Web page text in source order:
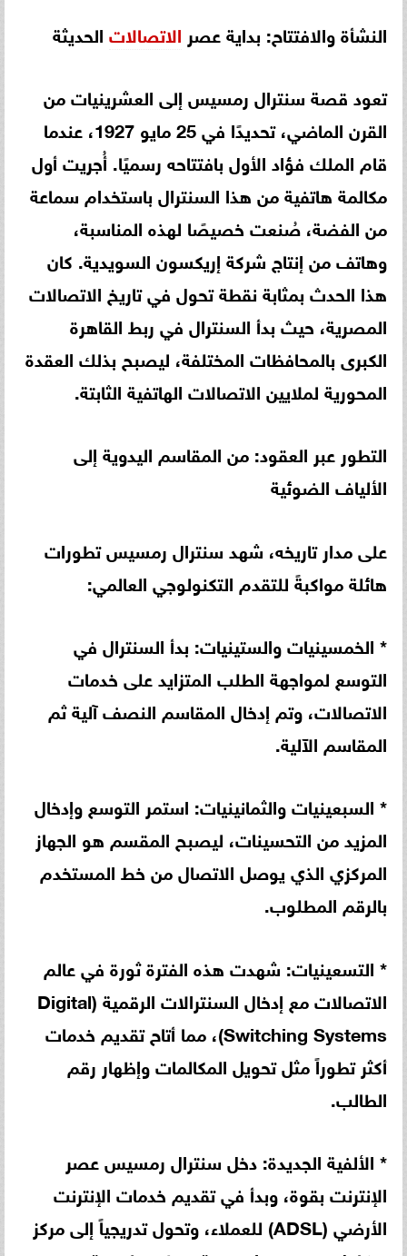
النشأة والافتتاح: بداية عصر الاتصالات الحديثة
تعود قصة سنترال رمسيس إلى العشرينيات من
القرن الماضي، تحديدًا في 25 مايو 1927، عندما
قام الملك فؤاد الأول بافتتاحه رسميًا. أُجريت أول
مكالمة هاتفية من هذا السنترال باستخدام سماعة
من الفضة، صُنعت خصيصًا لهذه المناسبة،
وهاتف من إنتاج شركة إريكسون السويدية. كان
هذا الحدث بمثابة نقطة تحول في تاريخ الاتصالات
المصرية، حيث بدأ السنترال في ربط القاهرة
الكبرى بالمحافظات المختلفة، ليصبح بذلك العقدة
المحورية لملايين الاتصالات الهاتفية الثابتة.
التطور عبر العقود: من المقاسم اليدوية إلى
الألياف الضوئية
على مدار تاريخه، شهد سنترال رمسيس تطورات
هائلة مواكبةً للتقدم التكنولوجي العالمي:
* الخمسينيات والستينيات: بدأ السنترال في
التوسع لمواجهة الطلب المتزايد على خدمات
الاتصالات، وتم إدخال المقاسم النصف آلية ثم
المقاسم الآلية.
* السبعينيات والثمانينيات: استمر التوسع وإدخال
المزيد من التحسينات، ليصبح المقسم هو الجهاز
المركزي الذي يوصل الاتصال من خط المستخدم
بالرقم المطلوب.
* التسعينيات: شهدت هذه الفترة ثورة في عالم
الاتصالات مع إدخال السنترالات الرقمية (Digital
Switching Systems)، مما أتاح تقديم خدمات
أكثر تطوراً مثل تحويل المكالمات وإظهار رقم
الطالب.
* الألفية الجديدة: دخل سنترال رمسيس عصر
الإنترنت بقوة، وبدأ في تقديم خدمات الإنترنت
الأرضي (ADSL) للعملاء، وتحول تدريجياً إلى مركز